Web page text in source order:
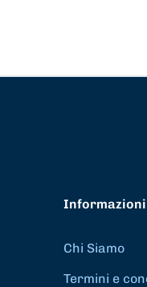
Informazioni
Chi Siamo
Termini e